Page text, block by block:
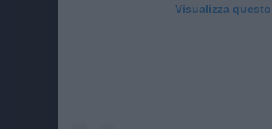
Visualizza